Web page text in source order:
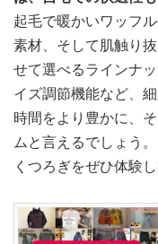
起毛で暖かいワッフ
素材、そして肌触り
せて選べるラインナ
イズ調節機能など、
時間をより豊かに、
ムと言えるでしょう
くつろぎをぜひ体験